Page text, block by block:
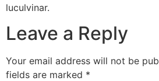
luculvinar.
Leave a Reply
Your email address will not be
fields are marked *